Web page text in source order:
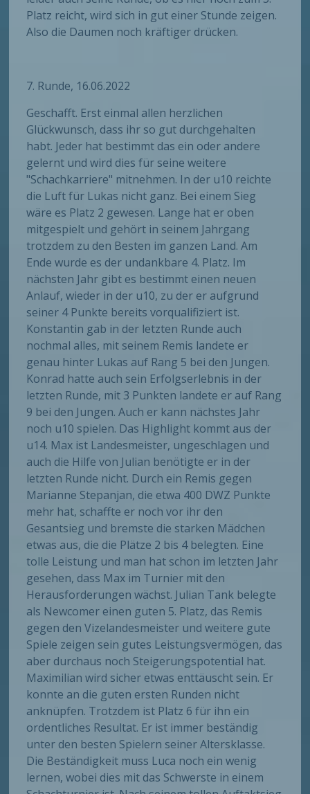
Platz reicht, wird sich in gut einer Stunde zeigen.
Also die Daumen noch kräftiger drücken.
7. Runde, 16.06.2022
Geschafft. Erst einmal allen herzlichen
Glückwunsch, dass ihr so gut durchgehalten
habt. Jeder hat bestimmt das ein oder andere
gelernt und wird dies für seine weitere
"Schachkarriere" mitnehmen. In der u10 reichte
die Luft für Lukas nicht ganz. Bei einem Sieg
wäre es Platz 2 gewesen. Lange hat er oben
mitgespielt und gehört in seinem Jahrgang
trotzdem zu den Besten im ganzen Land. Am
Ende wurde es der undankbare 4. Platz. Im
nächsten Jahr gibt es bestimmt einen neuen
Anlauf, wieder in der u10, zu der er aufgrund
seiner 4 Punkte bereits vorqualifiziert ist.
Konstantin gab in der letzten Runde auch
nochmal alles, mit seinem Remis landete er
genau hinter Lukas auf Rang 5 bei den Jungen.
Konrad hatte auch sein Erfolgserlebnis in der
letzten Runde, mit 3 Punkten landete er auf Rang
9 bei den Jungen. Auch er kann nächstes Jahr
noch u10 spielen. Das Highlight kommt aus der
u14. Max ist Landesmeister, ungeschlagen und
auch die Hilfe von Julian benötigte er in der
letzten Runde nicht. Durch ein Remis gegen
Marianne Stepanjan, die etwa 400 DWZ Punkte
mehr hat, schaffte er noch vor ihr den
Gesantsieg und bremste die starken Mädchen
etwas aus, die die Plätze 2 bis 4 belegten. Eine
tolle Leistung und man hat schon im letzten Jahr
gesehen, dass Max im Turnier mit den
Herausforderungen wächst. Julian Tank belegte
als Newcomer einen guten 5. Platz, das Remis
gegen den Vizelandesmeister und weitere gute
Spiele zeigen sein gutes Leistungsvermögen, das
aber durchaus noch Steigerungspotential hat.
Maximilian wird sicher etwas enttäuscht sein. Er
konnte an die guten ersten Runden nicht
anknüpfen. Trotzdem ist Platz 6 für ihn ein
ordentliches Resultat. Er ist immer beständig
unter den besten Spielern seiner Altersklasse.
Die Beständigkeit muss Luca noch ein wenig
lernen, wobei dies mit das Schwerste in einem